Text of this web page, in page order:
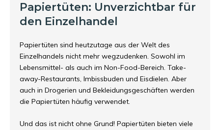
Papiertüten: Unverzichtbar für
den Einzelhandel
Papiertüten sind heutzutage aus der Welt des
Einzelhandels nicht mehr wegzudenken. Sowohl im
Lebensmittel- als auch im Non-Food-Bereich. Take-
away-Restaurants, Imbissbuden und Eisdielen. Aber
auch in Drogerien und Bekleidungsgeschäften werden
die Papiertüten häufig verwendet.
Und das ist nicht ohne Grund! Papiertüten bieten viele